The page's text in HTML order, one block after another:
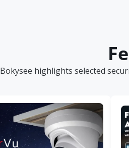
Bokysee highlights selected